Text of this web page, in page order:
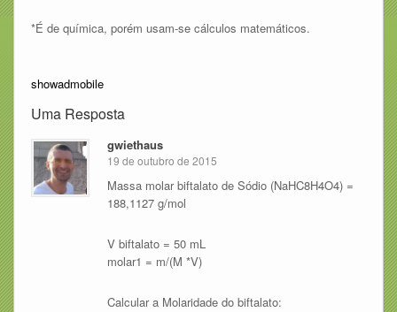
*É de química, porém usam-se cálculos matemáticos.
showadmobile
Uma Resposta
gwiethaus
19 de outubro de 2015
Massa molar biftalato de Sódio (NaHC8H4O4) =
188,1127 g/mol
V biftalato = 50 mL
molar1 = m/(M *V)
Calcular a Molaridade do biftalato: